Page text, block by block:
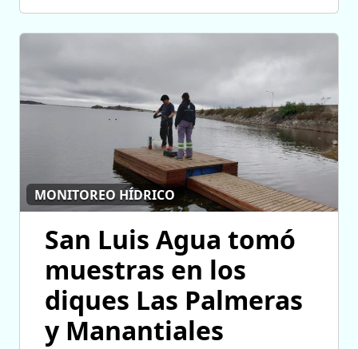
MONITOREO HÍDRICO
San Luis Agua tomó
muestras en los
diques Las Palmeras
y Manantiales